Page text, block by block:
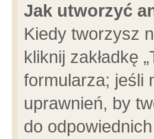
Jak utworzyć
Kiedy tworzysz
kliknij zakładkę
formularza; jeśli
uprawnień, by
do